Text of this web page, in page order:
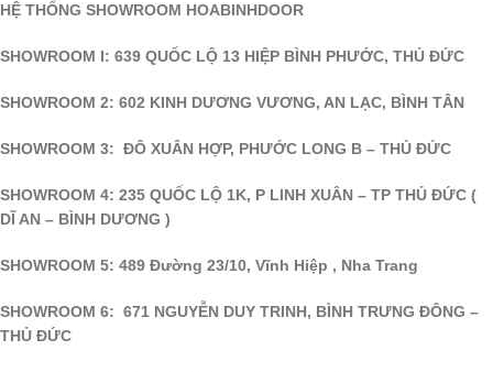
HỆ THỐNG SHOWROOM HOABINHDOOR
SHOWROOM I: 639 QUỐC LỘ 13 HIỆP BÌNH PHƯỚC, THỦ ĐỨC
SHOWROOM 2: 602 KINH DƯƠNG VƯƠNG, AN LẠC, BÌNH TÂN
SHOWROOM 3: ĐÔ XUÂN HỢP, PHƯỚC LONG B – THỦ ĐỨC
SHOWROOM 4: 235 QUỐC LỘ 1K, P LINH XUÂN – TP THỦ ĐỨC (
DĨ AN – BÌNH DƯƠNG )
SHOWROOM 5: 489 Đường 23/10, Vĩnh Hiệp , Nha Trang
SHOWROOM 6: 671 NGUYỄN DUY TRINH, BÌNH TRƯNG ĐÔNG –
THỦ ĐỨC